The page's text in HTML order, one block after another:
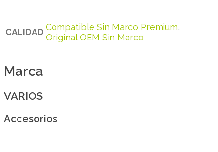
CALIDAD Compatible Sin Marco Premium,
Original OEM Sin Marco
Marca
VARIOS
Accesorios